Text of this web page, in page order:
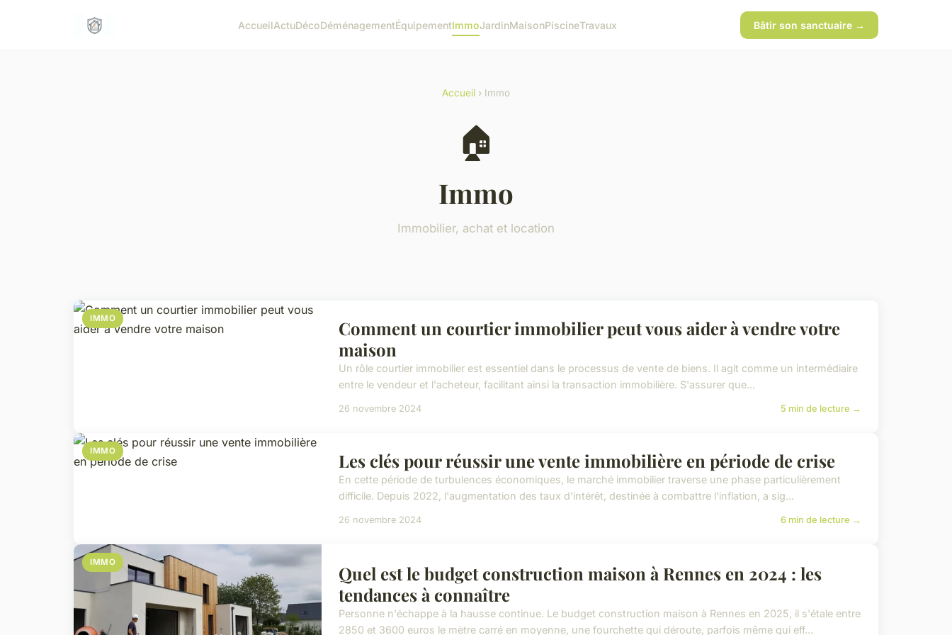
AccueilActuDécoDéménagementÉquipementImmoJardinMaisonPiscineTravaux Bâtir son sanctuaire →
Accueil › Immo
🏠
Immo
Immobilier, achat et location
IMMO
Comment un courtier immobilier peut vous aider à vendre votre
maison
Un rôle courtier immobilier est essentiel dans le processus de vente de biens. Il agit comme un intermédiaire
entre le vendeur et l'acheteur, facilitant ainsi la transaction immobilière. S'assurer que...
26 novembre 2024 5 min de lecture →
IMMO Les clés pour réussir une vente immobilière en période de crise
En cette période de turbulences économiques, le marché immobilier traverse une phase particulièrement
difficile. Depuis 2022, l'augmentation des taux d'intérêt, destinée à combattre l'inflation, a sig...
26 novembre 2024 6 min de lecture →
IMMO
Quel est le budget construction maison à Rennes en 2024 : les
tendances à connaître
Personne n'échappe à la hausse continue. Le budget construction maison à Rennes en 2025, il s'étale entre
2850 et 3600 euros le mètre carré en moyenne, une fourchette qui déroute, parfois même qui eff...